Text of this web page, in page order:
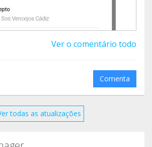
Ver o comentário todo
Comenta
todas as atualizações